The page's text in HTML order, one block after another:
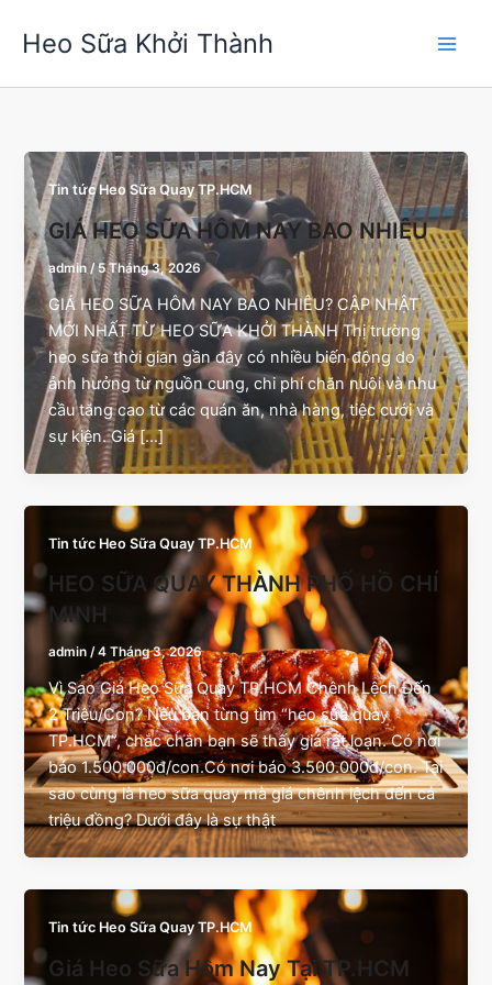
dung
Heo Sữa Khởi Thành
Tin tức Heo Sữa Quay TP.HCM
GIÁ HEO SỮA HÔM NAY BAO NHIÊU
admin/5 Tháng 3, 2026
GIÁ HEO SỮA HÔM NAY BAO NHIÊU? CẬP NHẬT
MỚI NHẤT TỪ HEO SỮA KHỞI THÀNH Thị trường
heo sữa thời gian gần đây có nhiều biến động do
ảnh hưởng từ nguồn cung, chi phí chăn nuôi và nhu
cầu tăng cao từ các quán ăn, nhà hàng, tiệc cưới và
sự kiện. Giá […]
Tin tức Heo Sữa Quay TP.HCM
HEO SỮA QUAY THÀNH PHỐ HỒ CHÍ
MINH
admin/4 Tháng 3, 2026
Vì Sao Giá Heo Sữa Quay TP.HCM Chênh Lệch Đến
2 Triệu/Con? Nếu bạn từng tìm “heo sữa quay
TP.HCM”, chắc chắn bạn sẽ thấy giá rất loạn. Có nơi
báo 1.500.000đ/con.Có nơi báo 3.500.000đ/con. Tại
sao cùng là heo sữa quay mà giá chênh lệch đến cả
triệu đồng? Dưới đây là sự thật
Tin tức Heo Sữa Quay TP.HCM
Giá Heo Sữa Hôm Nay Tại TP.HCM